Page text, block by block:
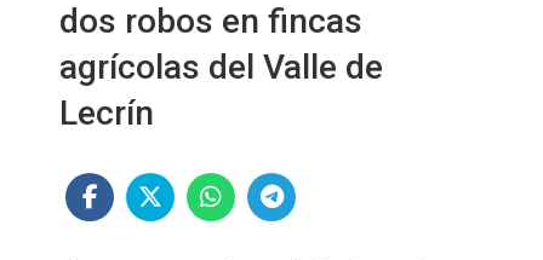
dos robos en fincas
agrícolas del Valle de
Lecrín